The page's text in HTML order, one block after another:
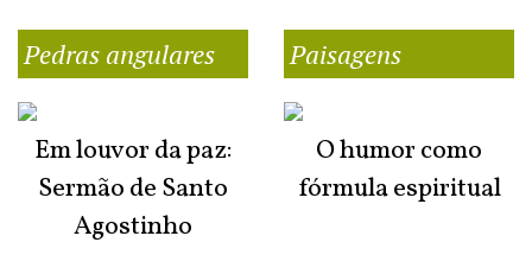
Pedras angulares
Em louvor da paz:
Sermão de Santo
Agostinho
Paisagens
O humor como
fórmula espiritual